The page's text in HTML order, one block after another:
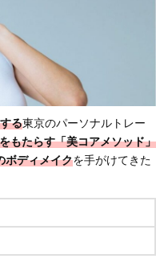
る東京のパーソナルトレー
もたらす「美コアメソッド」
ボディメイクを手がけてきた